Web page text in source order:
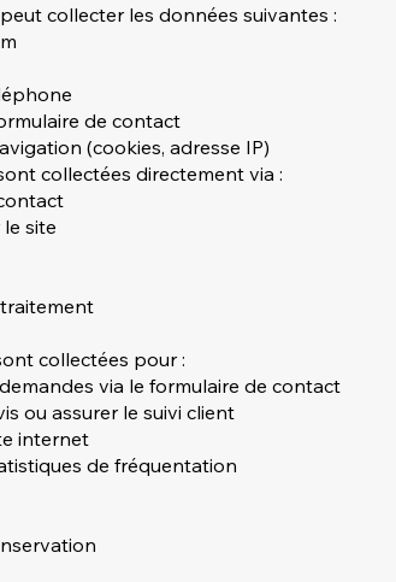
collecter les données suivantes :
de contact
(cookies, adresse IP)
collectées directement via :
site
collectées pour :
via le formulaire de contact
ou assurer le suivi client
internet
de fréquentation